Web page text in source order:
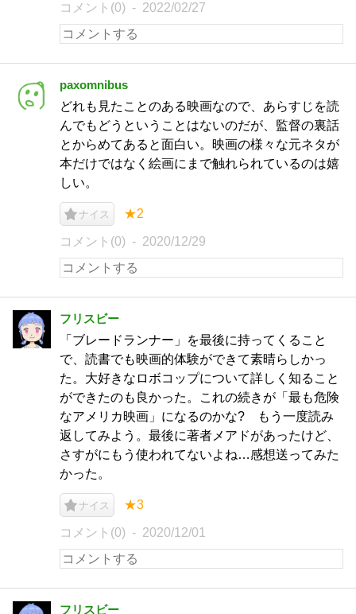
コメント(0) 2022/02/27
paxomnibus
どれも見たことのある映画なので、あらすじを読
んでもどうということはないのだが、監督の裏話
とからめてあると面白い。映画の様々な元ネタが
本だけではなく絵画にまで触れられているのは嬉
しい。
ナイス ★2
コメント(0) 2020/12/29
フリスビー
「ブレードランナー」を最後に持ってくること
で、読書でも映画的体験ができて素晴らしかっ
た。大好きなロボコップについて詳しく知ること
ができたのも良かった。これの続きが「最も危険
なアメリカ映画」になるのかな? もう一度読み
返してみよう。最後に著者メアドがあったけど、
さすがにもう使われてないよね…感想送ってみた
かった。
ナイス ★3
コメント(0) 2020/12/01
フリスビー